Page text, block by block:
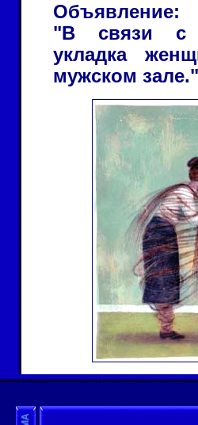
Объявление:
"В связи с
укладка
мужском зале."